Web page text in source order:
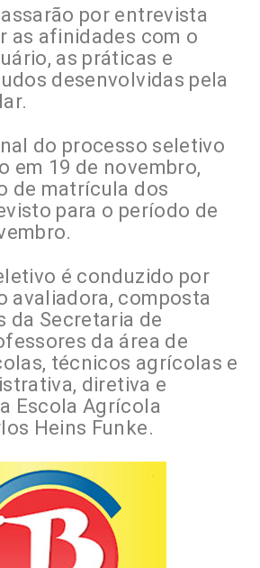
por entrevista
as afinidades com o
as práticas e
desenvolvidas pela
do processo seletivo
em 19 de novembro,
de matrícula dos
para o período de
é conduzido por
avaliadora, composta
da Secretaria de
da área de
técnicos agrícolas e
diretiva e
Escola Agrícola
Heins Funke.